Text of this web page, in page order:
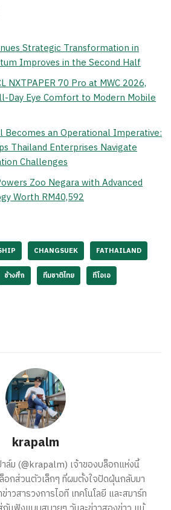
Strategic Transformation in
Improves in the Second Half
NXTPAPER 70 Pro at MWC 2026,
Day Eye Comfort to Modern Mobile
Becomes an Operational Imperative:
Thailand Enterprises Navigate
Challenges
Zoo Negara with Advanced
Worth RM40,592
CHANGSUEK FATHAILAND
ช้างศึก ทีมชาติไทย ทีโอเอ
krapalm
ล์ม (@krapalm) เจ้าของบล็อกแห่งนี้
กส่วนตัวเล็กๆ ที่ผมตั้งใจปัดฝุ่นกลับมา
าวสารวงการไอที เทคโนโลยี และสมาร์ท